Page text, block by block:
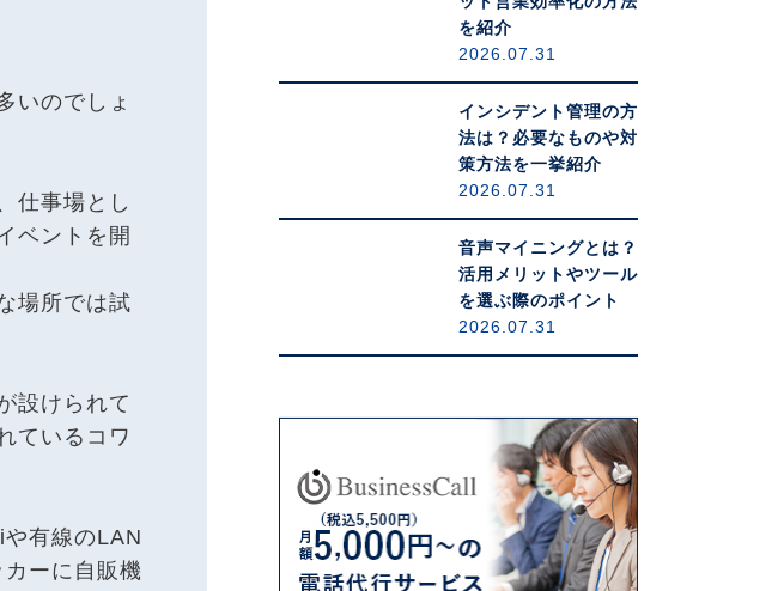
いのでしょ
仕事場とし
ベントを開
場所では試
設けられて
ているコワ
有線のLAN
ーに自販機
を紹介
2026.07.31
インシデント管理の方
法は？必要なものや対
策方法を一挙紹介
2026.07.31
音声マイニングとは？
活用メリットやツール
を選ぶ際のポイント
2026.07.31